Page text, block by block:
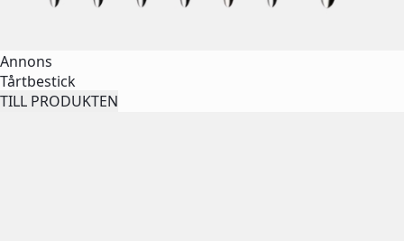
Annons
Tårtbestick
TILL PRODUKTEN